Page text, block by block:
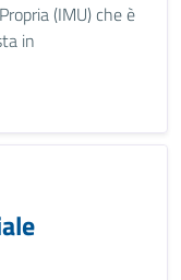
(IMU) che è
in